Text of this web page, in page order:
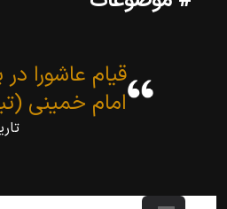
قیام عاشورا در
امام خمینی